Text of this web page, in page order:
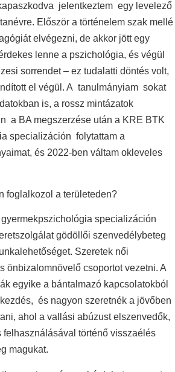
jelentkeztem egy levelező
Először a történelem szak mellé
elvégezni, de akkor jött egy
lenne a pszichológia, és végül
sorrendet – ez tudalatti döntés volt,
el végül. A tanulmányiam sokat
is, a rossz mintázatok
a BA megszerzése után a KRE BTK
specializáción folytattam a
és 2022-ben váltam okleveles
foglalkozol a területeden?
specializáción
gödöllői szenvedélybeteg
Szeretek női
önbizalomnövelő csoportot vezetni. A
egyike a bántalmazó kapcsolatokból
és nagyon szeretnék a jövőben
ahol a vallási abúzust elszenvedők,
felhasználásával történő visszaélés
magukat.